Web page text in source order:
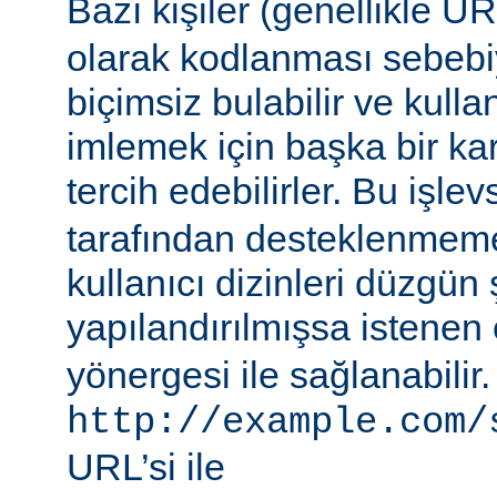
Bazı kişiler (genellikle
olarak kodlanması
biçimsiz bulabilir ve
imlemek için başka bir
tercih edebilirler. Bu
tarafından
kullanıcı dizinleri düzgün
yapılandırılmışsa
yönergesi ile
http://
URL’si ile